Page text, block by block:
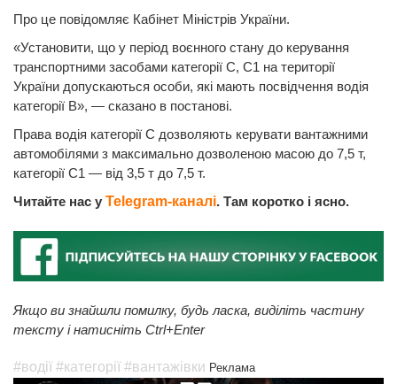
Про це повідомляє Кабінет Міністрів України.
«Установити, що у період воєнного стану до керування
транспортними засобами категорії С, С1 на території
України допускаються особи, які мають посвідчення водія
категорії В», — сказано в постанові.
Права водія категорії С дозволяють керувати вантажними
автомобілями з максимально дозволеною масою до 7,5 т,
категорії С1 — від 3,5 т до 7,5 т.
Читайте нас у Telegram-каналі. Там коротко і ясно.
Якщо ви знайшли помилку, будь ласка, виділіть частину
тексту і натисніть Ctrl+Enter
#водії #категорії #вантажівки Реклама